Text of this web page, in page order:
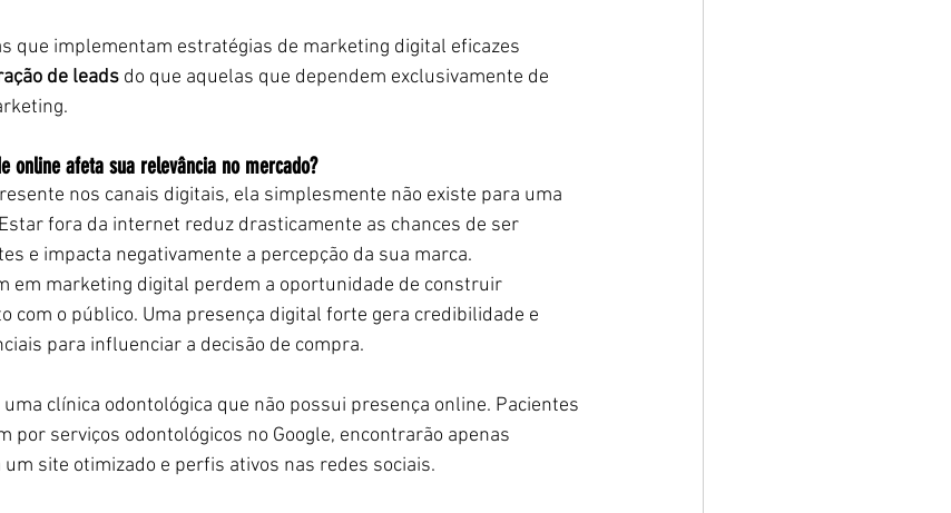
que implementam estratégias de marketing digital eficazes
de leads do que aquelas que dependem exclusivamente de
online afeta sua relevância no mercado?
nos canais digitais, ela simplesmente não existe para uma
fora da internet reduz drasticamente as chances de ser
e impacta negativamente a percepção da sua marca.
em marketing digital perdem a oportunidade de construir
com o público. Uma presença digital forte gera credibilidade e
para influenciar a decisão de compra.
uma clínica odontológica que não possui presença online. Pacientes
por serviços odontológicos no Google, encontrarão apenas
site otimizado e perfis ativos nas redes sociais.